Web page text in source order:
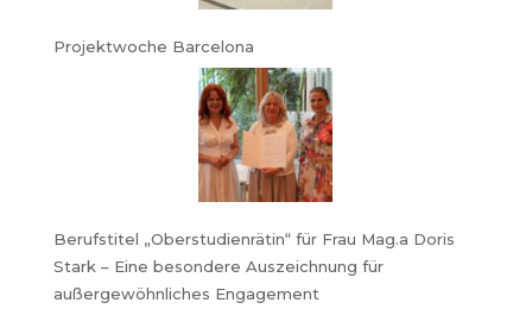
Projektwoche Barcelona
Berufstitel „Oberstudienrätin“ für Frau Mag.a Doris
Stark – Eine besondere Auszeichnung für
außergewöhnliches Engagement